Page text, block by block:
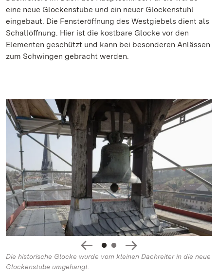
eine neue Glockenstube und ein neuer Glockenstuhl
eingebaut. Die Fensteröffnung des Westgiebels dient als
Schallöffnung. Hier ist die kostbare Glocke vor den
Elementen geschützt und kann bei besonderen Anlässen
zum Schwingen gebracht werden.
Die historische Glocke wurde vom kleinen Dachreiter in die neue
Glockenstube umgehängt.